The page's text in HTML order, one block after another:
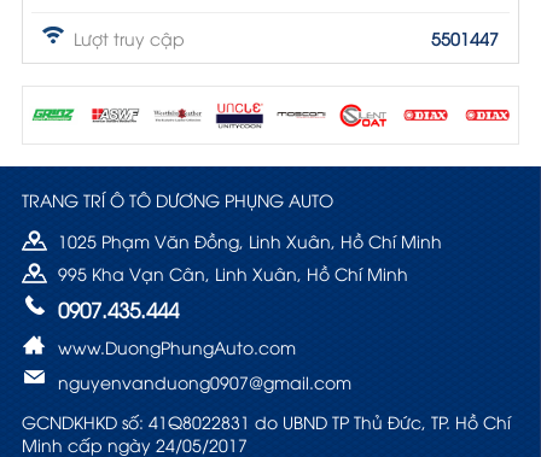
Lượt truy cập 5501447
TRANG TRÍ Ô TÔ DƯƠNG PHỤNG AUTO
1025 Phạm Văn Đồng, Linh Xuân, Hồ Chí Minh
995 Kha Vạn Cân, Linh Xuân, Hồ Chí Minh
0907.435.444
www.DuongPhungAuto.com
nguyenvanduong0907@gmail.com
GCNDKHKD số: 41Q8022831 do UBND TP Thủ Đức, TP. Hồ Chí
Minh cấp ngày 24/05/2017